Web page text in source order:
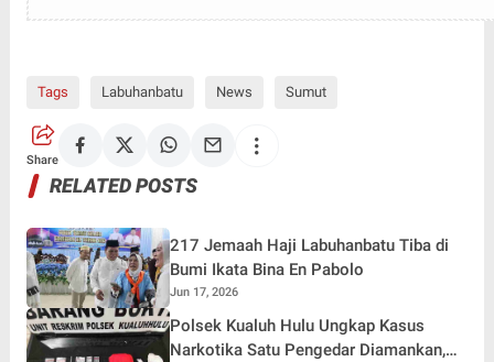
Tags Labuhanbatu News Sumut
Share
RELATED POSTS
217 Jemaah Haji Labuhanbatu Tiba di
Bumi Ikata Bina En Pabolo
Jun 17, 2026
Polsek Kualuh Hulu Ungkap Kasus
Narkotika Satu Pengedar Diamankan,